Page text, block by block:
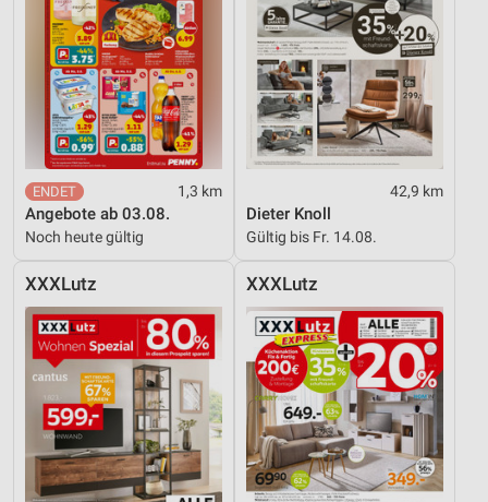
1,3 km
Angebote ab 03.08.
Noch heute gültig
42,9 km
Dieter Knoll
Gültig bis Fr. 14.08.
XXXLutz XXXLutz